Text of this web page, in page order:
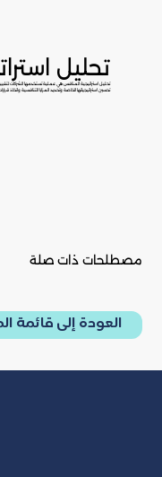
تحليل
تحليل استراتيجية المنافس هي عملية تستخدمها الشركات
تحسين استراتيجياتها الخاصة وتحديد المزايا التنافسية واتخاذ
مصطلحات ذات صلة
العودة إلى قائمة